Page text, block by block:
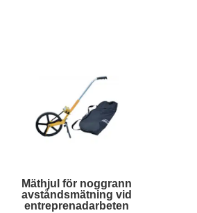
Mäthjul för noggrann
avståndsmätning vid
entreprenadarbeten